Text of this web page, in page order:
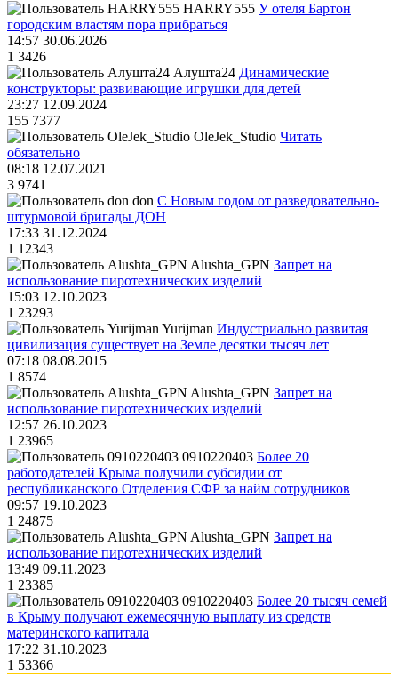
HARRY555 У отеля Бартон
городским властям пора прибраться
14:57 30.06.2026
1 3426
Алушта24 Динамические
конструкторы: развивающие игрушки для детей
23:27 12.09.2024
155 7377
OleJek_Studio Читать
обязательно
08:18 12.07.2021
3 9741
don С Новым годом от разведовательно-
штурмовой бригады ДОН
17:33 31.12.2024
1 12343
Alushta_GPN Запрет на
использование пиротехнических изделий
15:03 12.10.2023
1 23293
Yurijman Индустриально развитая
цивилизация существует на Земле десятки тысяч лет
07:18 08.08.2015
1 8574
Alushta_GPN Запрет на
использование пиротехнических изделий
12:57 26.10.2023
1 23965
0910220403 Более 20
работодателей Крыма получили субсидии от
республиканского Отделения СФР за найм сотрудников
09:57 19.10.2023
1 24875
Alushta_GPN Запрет на
использование пиротехнических изделий
13:49 09.11.2023
1 23385
0910220403 Более 20 тысяч семей
в Крыму получают ежемесячную выплату из средств
материнского капитала
17:22 31.10.2023
1 53366